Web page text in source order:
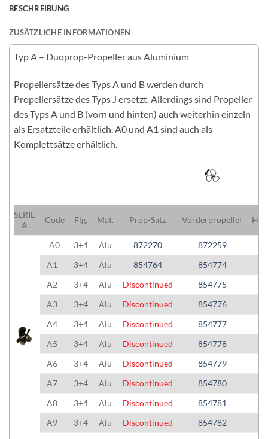
BESCHREIBUNG
ZUSÄTZLICHE INFORMATIONEN
Typ A – Duoprop-Propeller aus Aluminium
Propellersätze des Typs A und B werden durch
Propellersätze des Typs J ersetzt. Allerdings sind Propeller
des Typs A und B (vorn und hinten) auch weiterhin einzeln
als Ersatzteile erhältlich. A0 und A1 sind auch als
Komplettsätze erhältlich.
SERIE
A
Code Flg. Mat. Prop-Satz Vorderpropeller
A0 3+4 Alu 872270 872259
A1
3+4 Alu 854764 854774
A2
3+4 Alu Discontinued 854775
A3
3+4 Alu Discontinued 854776
A4
3+4 Alu Discontinued 854777
A5
3+4 Alu Discontinued 854778
A6
3+4 Alu Discontinued 854779
A7
3+4 Alu Discontinued 854780
A8
3+4 Alu Discontinued 854781
A9
3+4 Alu Discontinued 854782